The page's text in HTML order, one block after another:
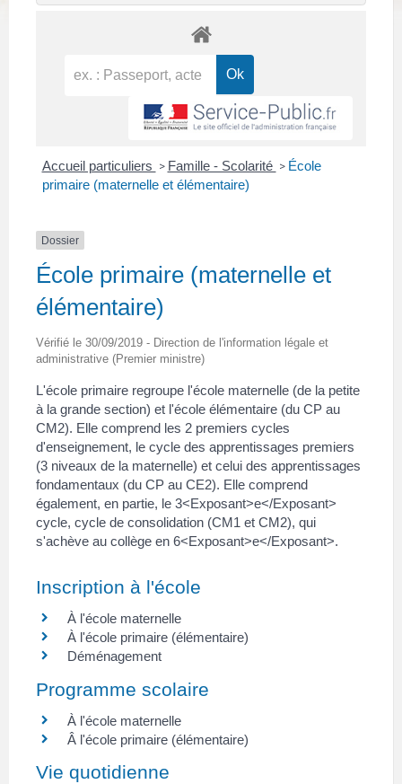
Accueil particuliers > Famille - Scolarité > École
primaire (maternelle et élémentaire)
Dossier
École primaire (maternelle et
élémentaire)
Vérifié le 30/09/2019 - Direction de l'information légale et
administrative (Premier ministre)
L'école primaire regroupe l'école maternelle (de la petite
à la grande section) et l'école élémentaire (du CP au
CM2). Elle comprend les 2 premiers cycles
d'enseignement, le cycle des apprentissages premiers
(3 niveaux de la maternelle) et celui des apprentissages
fondamentaux (du CP au CE2). Elle comprend
également, en partie, le 3<Exposant>e</Exposant>
cycle, cycle de consolidation (CM1 et CM2), qui
s'achève au collège en 6<Exposant>e</Exposant>.
Inscription à l'école
À l'école maternelle
À l'école primaire (élémentaire)
Déménagement
Programme scolaire
À l'école maternelle
Â l'école primaire (élémentaire)
Vie quotidienne